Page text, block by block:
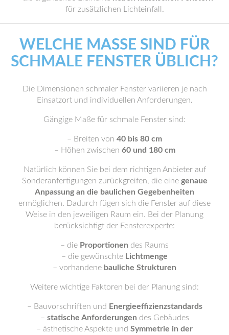
für zusätzlichen Lichteinfall.
WELCHE MASSE SIND FÜR S
CHMALE FENSTER ÜBLICH?
Die Dimensionen schmaler Fenster variieren je nach
Einsatzort und individuellen Anforderungen.
Gängige Maße für schmale Fenster sind:
– Breiten von 40 bis 80 cm
– Höhen zwischen 60 und 180 cm
Natürlich können Sie bei dem richtigen Anbieter auf
Sonderanfertigungen zurückgreifen, die eine genaue
Anpassung an die baulichen Gegebenheiten
ermöglichen. Dadurch fügen sich die Fenster auf diese
Weise in den jeweiligen Raum ein. Bei der Planung
berücksichtigt der Fensterexperte:
– die Proportionen des Raums
– die gewünschte Lichtmenge
– vorhandene bauliche Strukturen
Weitere wichtige Faktoren bei der Planung sind:
– Bauvorschriften und Energieeffizienzstandards
– statische Anforderungen des Gebäudes
– ästhetische Aspekte und Symmetrie in der